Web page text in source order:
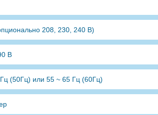
208, 230, 240 В)
В
(50Гц) или 55 ~ 65 Гц (60Гц)